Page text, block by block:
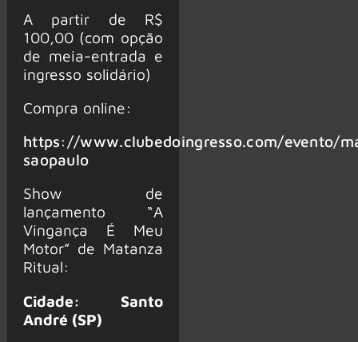
A partir de R$
100,00 (com opção
de meia-entrada e
ingresso solidário)
Compra online:
https://www.clubedoingresso.com/evento/
saopaulo
Show de
lançamento “A
Vingança É Meu
Motor” de Matanza
Ritual:
Cidade: Santo
André (SP)